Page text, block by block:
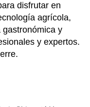
pie
disfrutar en
agrícola,
y
y expertos.